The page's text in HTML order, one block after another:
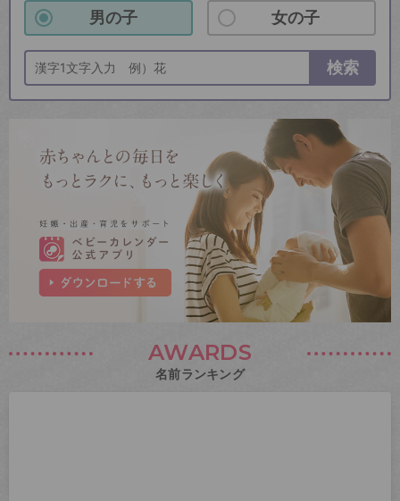
男の子 女の子
検索
AWARDS
名前ランキング